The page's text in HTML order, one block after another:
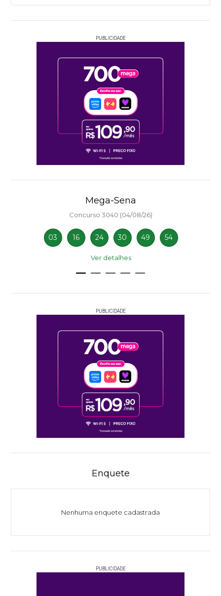
PUBLICIDADE
Mega-Sena
Concurso 3040 (04/08/26)
03 16 24 30 49 54
Ver detalhes
PUBLICIDADE
Enquete
Nenhuma enquete cadastrada
PUBLICIDADE